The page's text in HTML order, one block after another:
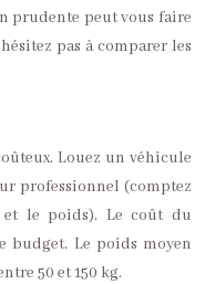
prudente peut vous faire
pas à comparer les
Louez un véhicule
professionnel (comptez
et le poids). Le coût du
budget. Le poids moyen
50 et 150 kg.